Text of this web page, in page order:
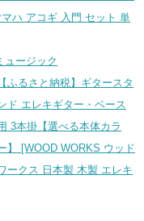
ハ アコギ 入門 セット 単
ュージック
【ふるさと納税】ギタースタ
ド エレキギター・ベース
3本掛【選べる本体カラ
】 [WOOD WORKS ウッド
ークス 日本製 木製 エレキ